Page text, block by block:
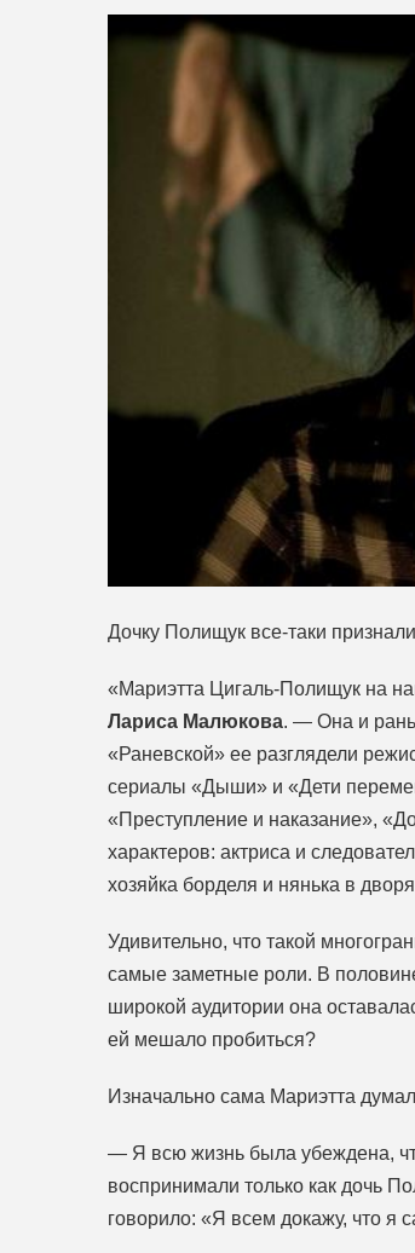
Дочку Полищук все-таки
«Мариэтта Цигаль-Полищук на
Лариса Малюкова. — Она и
«Раневской» ее разглядели
сериалы «Дыши» и «Дети
«Преступление и наказание»,
характеров: актриса и
хозяйка борделя и нянька в
Удивительно, что такой
самые заметные роли. В
широкой аудитории она
ей мешало пробиться?
Изначально сама Мариэтта
— Я всю жизнь была убеждена,
воспринимали только как дочь
говорило: «Я всем докажу, что